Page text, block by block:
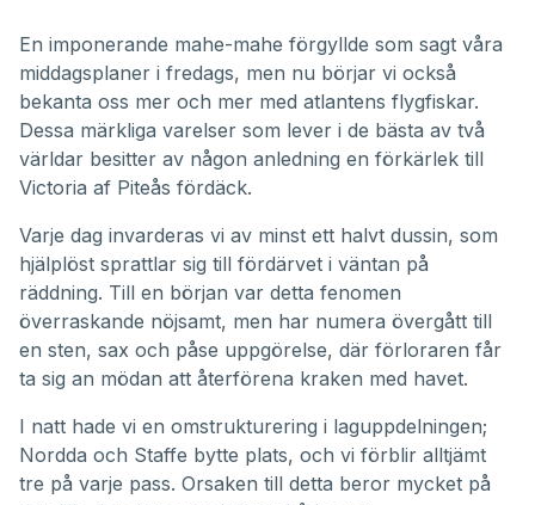
En imponerande mahe-mahe förgyllde som sagt våra
middagsplaner i fredags, men nu börjar vi också
bekanta oss mer och mer med atlantens flygfiskar.
Dessa märkliga varelser som lever i de bästa av två
världar besitter av någon anledning en förkärlek till
Victoria af Piteås fördäck.
Varje dag invarderas vi av minst ett halvt dussin, som
hjälplöst sprattlar sig till fördärvet i väntan på
räddning. Till en början var detta fenomen
överraskande nöjsamt, men har numera övergått till
en sten, sax och påse uppgörelse, där förloraren får
ta sig an mödan att återförena kraken med havet.
I natt hade vi en omstrukturering i laguppdelningen;
Nordda och Staffe bytte plats, och vi förblir alltjämt
tre på varje pass. Orsaken till detta beror mycket på